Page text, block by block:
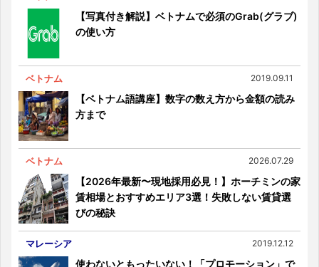
【写真付き解説】ベトナムで必須のGrab(グラブ)
の使い方
ベトナム 2019.09.11
【ベトナム語講座】数字の数え方から金額の読み
方まで
ベトナム 2026.07.29
【2026年最新〜現地採用必見！】ホーチミンの家
賃相場とおすすめエリア3選！失敗しない賃貸選
びの秘訣
マレーシア 2019.12.12
使わないともったいない！「プロモーション」で